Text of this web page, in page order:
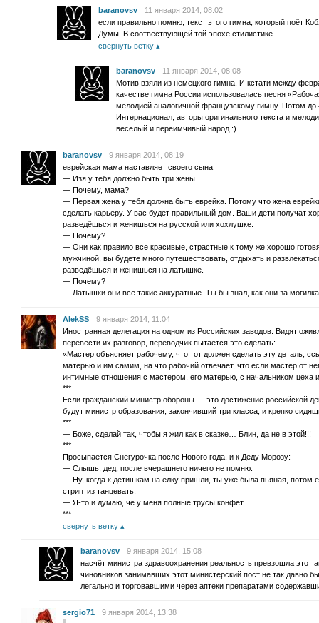
baranovsv
11 января 2014, 08:02
если правильно помню, текст этого гимна, который поёт
Думы. В соотвествующей той эпохе стилистике.
свернуть ветку
baranovsv
11 января 2014, 08:08
Мотив взяли из немецкого гимна. И кстати между
качестве гимна России использовалась песня
мелодией аналогичной французскому гимну. Потом
Интернационал, авторы оригинального текста и
весёлый и переимчивый народ :)
baranovsv
9 января 2014, 08:19
еврейская мама наставляет своего сына
— Изя у тебя должно быть три жены.
— Почему, мама?
— Первая жена у тебя должна быть еврейка. Потому что жена
сделать карьеру. У вас будет правильный дом. Ваши дети получат
разведёшься и женишься на русской или хохлушке.
— Почему?
— Они как правило все красивые, страстные к тому же хорошо
мужчиной, вы будете много путешествовать, отдыхать и
разведёшься и женишься на латышке.
— Почему?
— Латышки они все такие аккуратные. Ты бы знал, как они за
AlekSS
9 января 2014, 11:04
Иностранная делегация на одном из Российских заводов. Видят
перевести их разговор, переводчик пытается это сделать:
«Мастер объясняет рабочему, что тот должен сделать эту деталь,
матерью и им самим, на что рабочий отвечает, что если мастер от
интимные отношения с мастером, его матерью, с начальником цеха
***
Если гражданский министр обороны — это достижение российской
будут министр образования, закончивший три класса, и крепко
***
— Боже, сделай так, чтобы я жил как в сказке… Блин, да не в этой!!!
***
Просыпается Снегурочка после Нового года, и к Деду Морозу:
— Слышь, дед, после вчерашнего ничего не помню.
— Ну, когда к детишкам на елку пришли, ты уже была пьяная, потом
стриптиз танцевать.
— Я-то и думаю, че у меня полные трусы конфет.
***
свернуть ветку
baranovsv
9 января 2014, 15:08
насчёт министра здравоохранения реальность превзошла этот
чиновников занимавших этот министерский пост не так давно
легально и торговавшими через аптеки препаратами
sergio71
9 января 2014, 13:38